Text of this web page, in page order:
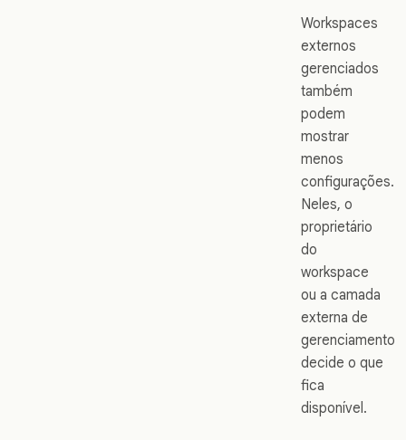
Workspaces
externos
gerenciados
também
podem
mostrar
menos
configurações.
Neles, o
proprietário
do
workspace
ou a camada
externa de
gerenciamento
decide o que
fica
disponível.